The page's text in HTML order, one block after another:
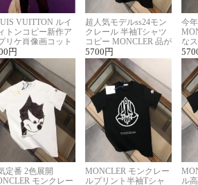
VUITTON ルイ
トンコピー新作ア
リケ肖像画コット
ット半袖Tシャツ
円
超人気モデルss24モン
クレール 半袖Tシャツ
コピー MONCLER 品が
良く見た目
5700 円
今
な
ル
定番 2色展開
モンクレー
MONCLER モンクレー
ルプリント半袖Tシャ
ル